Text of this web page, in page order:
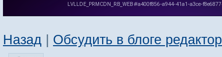
Назад | Обсудить в блоге